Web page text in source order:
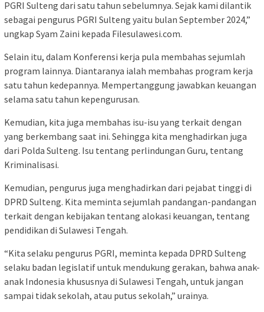
PGRI Sulteng dari satu tahun sebelumnya. Sejak kami dilantik
sebagai pengurus PGRI Sulteng yaitu bulan September 2024,”
ungkap Syam Zaini kepada Filesulawesi.com.
Selain itu, dalam Konferensi kerja pula membahas sejumlah
program lainnya. Diantaranya ialah membahas program kerja
satu tahun kedepannya. Mempertanggung jawabkan keuangan
selama satu tahun kepengurusan.
Kemudian, kita juga membahas isu-isu yang terkait dengan
yang berkembang saat ini. Sehingga kita menghadirkan juga
dari Polda Sulteng. Isu tentang perlindungan Guru, tentang
Kriminalisasi.
Kemudian, pengurus juga menghadirkan dari pejabat tinggi di
DPRD Sulteng. Kita meminta sejumlah pandangan-pandangan
terkait dengan kebijakan tentang alokasi keuangan, tentang
pendidikan di Sulawesi Tengah.
“Kita selaku pengurus PGRI, meminta kepada DPRD Sulteng
selaku badan legislatif untuk mendukung gerakan, bahwa anak-
anak Indonesia khususnya di Sulawesi Tengah, untuk jangan
sampai tidak sekolah, atau putus sekolah,” urainya.